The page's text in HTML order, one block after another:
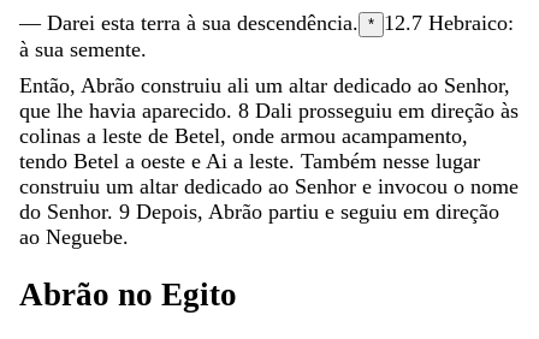
— Darei esta terra à sua descendência. * 12.7 Hebraico:
à sua semente.
Então, Abrão construiu ali um altar dedicado ao Senhor,
que lhe havia aparecido. 8 Dali prosseguiu em direção às
colinas a leste de Betel, onde armou acampamento,
tendo Betel a oeste e Ai a leste. Também nesse lugar
construiu um altar dedicado ao Senhor e invocou o nome
do Senhor. 9 Depois, Abrão partiu e seguiu em direção
ao Neguebe.
Abrão no Egito